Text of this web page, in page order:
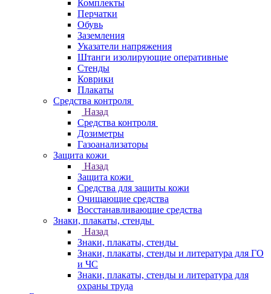
Комплекты
Перчатки
Обувь
Заземления
Указатели напряжения
Штанги изолирующие оперативные
Стенды
Коврики
Плакаты
Средства контроля
Назад
Средства контроля
Дозиметры
Газоанализаторы
Защита кожи
Назад
Защита кожи
Средства для защиты кожи
Очищающие средства
Восстанавливающие средства
Знаки, плакаты, стенды
Назад
Знаки, плакаты, стенды
Знаки, плакаты, стенды и литература для ГО
и ЧС
Знаки, плакаты, стенды и литература для
охраны труда